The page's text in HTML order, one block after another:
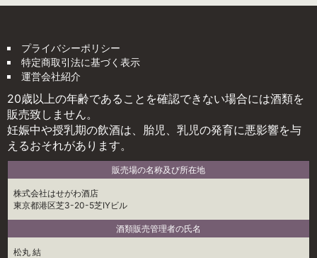
プライバシーポリシー
特定商取引法に基づく表示
運営会社紹介
20歳以上の年齢であることを確認できない場合には酒類を
販売致しません。
妊娠中や授乳期の飲酒は、胎児、乳児の発育に悪影響を与
えるおそれがあります。
販売場の名称及び所在地
株式会社はせがわ酒店
東京都港区芝3-20-5芝IYビル
酒類販売管理者の氏名
松丸 結